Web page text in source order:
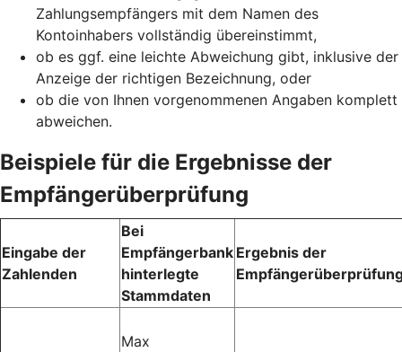
Zahlungsempfängers mit dem Namen des
Kontoinhabers vollständig übereinstimmt,
ob es ggf. eine leichte Abweichung gibt, inklusive der
Anzeige der richtigen Bezeichnung, oder
ob die von Ihnen vorgenommenen Angaben komplett
abweichen.
Beispiele für die Ergebnisse der
Empfängerüberprüfung
Eingabe der
Zahlenden
Bei
Empfängerbank
hinterlegte
Stammdaten
Ergebnis der
Max